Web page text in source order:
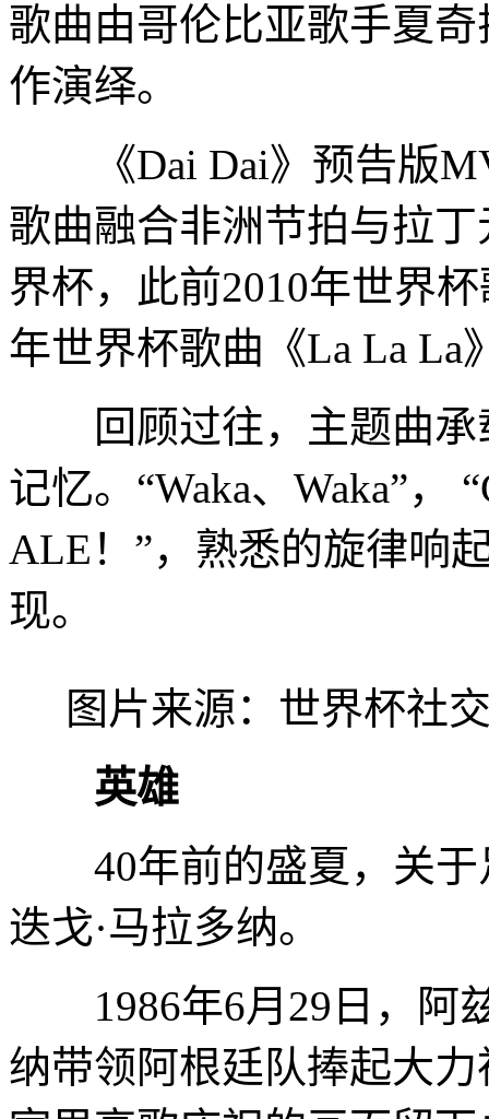
歌曲由哥伦比亚歌手夏
作演绎。
《Dai Dai》预告版
歌曲融合非洲节拍与拉
界杯，此前2010年世界杯
年世界杯歌曲《La La La
回顾过往，主题曲承
记忆。“Waka、Waka”，
ALE！”，熟悉的旋律响
现。
图片来源：世界杯社
英雄
40年前的盛夏，关于
迭戈·马拉多纳。
1986年6月29日，阿
纳带领阿根廷队捧起大